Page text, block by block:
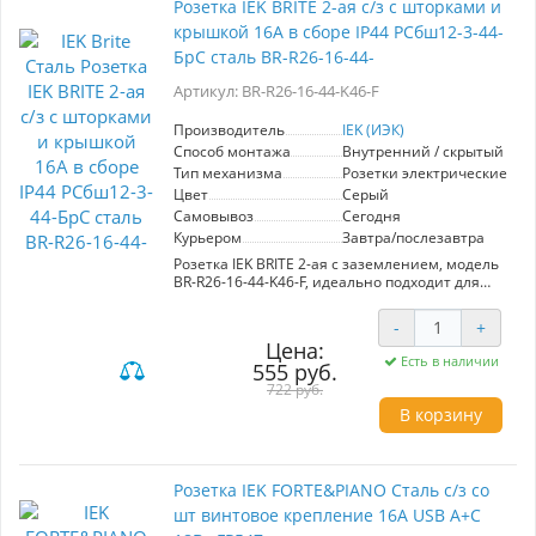
прочность и устойчивость к коррозии, что
увеличивает срок службы. Розетка идеально
подходит для использования в жилых и
коммерческих помещениях, обеспечивая
надежное подключение электрических
устройств.
Розетка IEK BRITE 2-ая с/з с шторками и
крышкой 16А в сборе IP44 РСбш12-3-44-
БрС сталь BR-R26-16-44-
Артикул: BR-R26-16-44-K46-F
Производитель
IEK (ИЭК)
Способ монтажа
Внутренний / скрытый
Тип механизма
Розетки электрические
Цвет
Серый
Самовывоз
Сегодня
Курьером
Завтра/послезавтра
Розетка IEK BRITE 2-ая с заземлением, модель
BR-R26-16-44-K46-F, идеально подходит для
влажностью благодаря классу защиты IP44. С
максимальным током 16А, она надежно
обеспечивает подключение
электрооборудования. Шторки обеспечивают
дополнительную безопасность, предотвращая
доступ посторонних предметов. В комплекте
имеется крышка, которая защищает розетку от
что особенно важно для уличного
стали, данная розетка отличается
долговечностью и устойчивостью к внешним
Цена:
555 руб.
722 руб.
- +
Есть в наличии
В корзину
Розетка IEK FORTE&PIANO Сталь с/з со
шт винтовое крепление 16А USB A+C